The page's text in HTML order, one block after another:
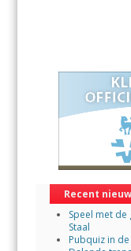
Recent
Speel met
Staal
Pubquiz in